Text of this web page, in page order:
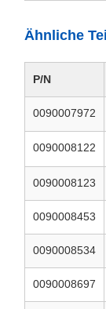
Ähnliche
P/N
0090007972
0090008122
0090008123
0090008453
0090008534
0090008697